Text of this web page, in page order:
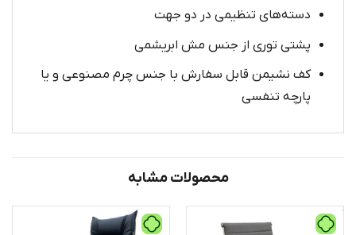
دسته‌های تنظیمی در دو جهت
پشتی توری از جنس مش ابریشمی
کف نشیمن قابل سفارش با جنس چرم مصنوعی و یا
پارچه تنفسی
محصولات مشابه